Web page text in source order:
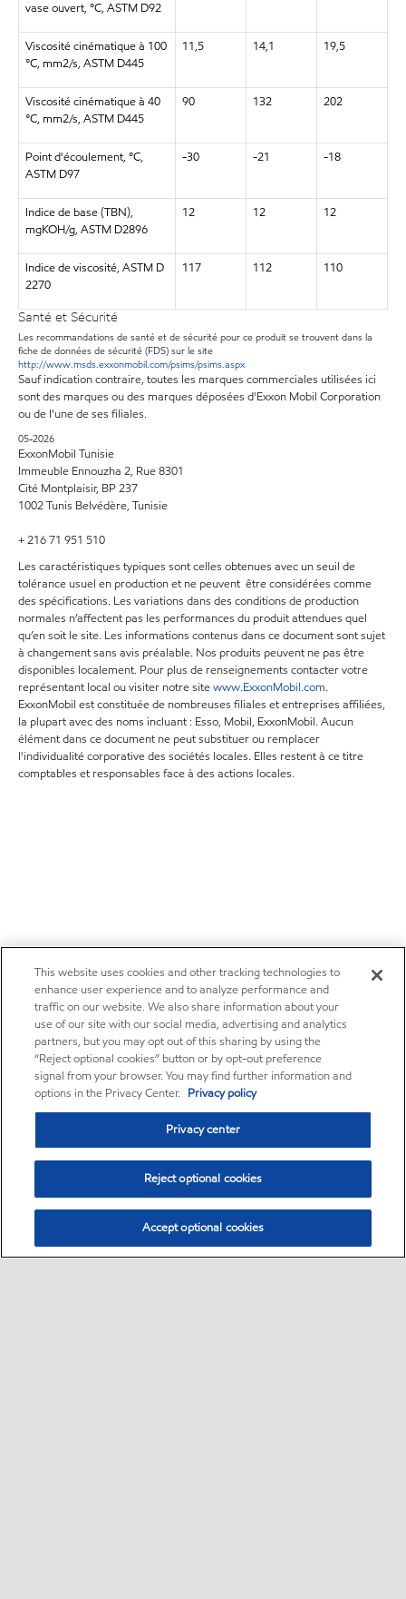
vase ouvert, °C, ASTM D92
Viscosité cinématique à 100
°C, mm2/s, ASTM D445
11,5 14,1 19,5
Viscosité cinématique à 40
°C, mm2/s, ASTM D445
90 132 202
Point d'écoulement, °C,
ASTM D97
-30 -21 -18
Indice de base (TBN),
mgKOH/g, ASTM D2896
12 12 12
Indice de viscosité, ASTM D
2270
117 112 110
Santé et Sécurité
Les recommandations de santé et de sécurité pour ce produit se trouvent dans la
fiche de données de sécurité (FDS) sur le site
http://www.msds.exxonmobil.com/psims/psims.aspx
Sauf indication contraire, toutes les marques commerciales utilisées ici
sont des marques ou des marques déposées d'Exxon Mobil Corporation
ou de l'une de ses filiales.
05-2026
ExxonMobil Tunisie
Immeuble Ennouzha 2, Rue 8301
Cité Montplaisir, BP 237
1002 Tunis Belvédère, Tunisie
+ 216 71 951 510
Les caractéristiques typiques sont celles obtenues avec un seuil de
tolérance usuel en production et ne peuvent être considérées comme
des spécifications. Les variations dans des conditions de production
normales n’affectent pas les performances du produit attendues quel
qu’en soit le site. Les informations contenus dans ce document sont sujet
à changement sans avis préalable. Nos produits peuvent ne pas être
disponibles localement. Pour plus de renseignements contacter votre
représentant local ou visiter notre sitewww.ExxonMobil.com.
ExxonMobil est constituée de nombreuses filiales et entreprises affiliées,
la plupart avec des noms incluant : Esso, Mobil, ExxonMobil. Aucun
élément dans ce document ne peut substituer ou remplacer
l'individualité corporative des sociétés locales. Elles restent à ce titre
comptables et responsables face à des actions locales.
This website uses cookies and other tracking technologies to
enhance user experience and to analyze performance and
traffic on our website. We also share information about your
use of our site with our social media, advertising and analytics
partners, but you may opt out of this sharing by using the
“Reject optional cookies” button or by opt-out preference
signal from your browser. You may find further information and
options in the Privacy Center. Privacy policy
Privacy center
Reject optional cookies
Accept optional cookies